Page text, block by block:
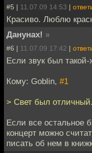
#5 | 11.07.09 14:53 |
Красиво. Люблю
Данунах! »
#6 | 11.07.09 17:42 |
Если звук был такой-
Кому: Goblin, #1
> Свет был отличный.
Если все остальное
концерт можно
писать об нем в